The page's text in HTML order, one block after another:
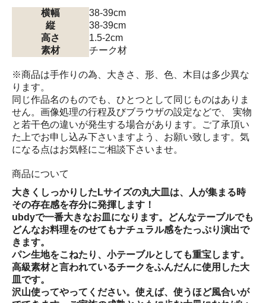
横幅
38-39cm
縦
38-39cm
高さ
1.5-2cm
素材
チーク材
※商品は手作りの為、大きさ、形、色、木目は多少異な
ります。
同じ作品名のものでも、ひとつとして同じものはありま
せん。画像処理の行程及びブラウザの設定などで、 実物
と若干色の違いが発生する場合があります。ご了承頂い
た上でお申し込み下さいますよう、お願い致します。気
になる点はお気軽にご相談下さいませ。
商品について
大きくしっかりしたLサイズの丸大皿は、人が集まる時
その存在感を存分に発揮します！
ubdyで一番大きなお皿になります。どんなテーブルでも
どんなお料理をのせてもナチュラル感をたっぷり演出で
きます。
パン生地をこねたり、小テーブルとしても重宝します。
高級素材と言われているチークをふんだんに使用した大
皿です。
沢山使ってやってください。使えば、使うほど風合いが